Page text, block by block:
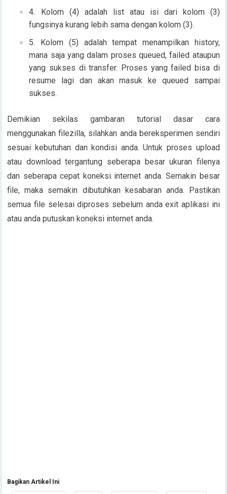
Kolom (4) adalah list atau isi dari kolom (3)
fungsinya kurang lebih sama dengan kolom (3).
Kolom (5) adalah tempat menampilkan history,
mana saja yang dalam proses queued, failed ataupun
yang sukses di transfer. Proses yang failed bisa di
resume lagi dan akan masuk ke queued sampai
sukses.
Demikian sekilas gambaran tutorial dasar cara
menggunakan filezilla, silahkan anda bereksperimen sendiri
sesuai kebutuhan dan kondisi anda. Untuk proses upload
atau download tergantung seberapa besar ukuran filenya
dan seberapa cepat koneksi internet anda. Semakin besar
file, maka semakin dibutuhkan kesabaran anda. Pastikan
semua file selesai diproses sebelum anda exit aplikasi ini
atau anda putuskan koneksi internet anda.
Bagikan Artikel Ini